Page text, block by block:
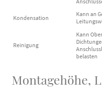
Kondensation
Kann an
Reinigung
Kann
belasten
Montagehöhe,